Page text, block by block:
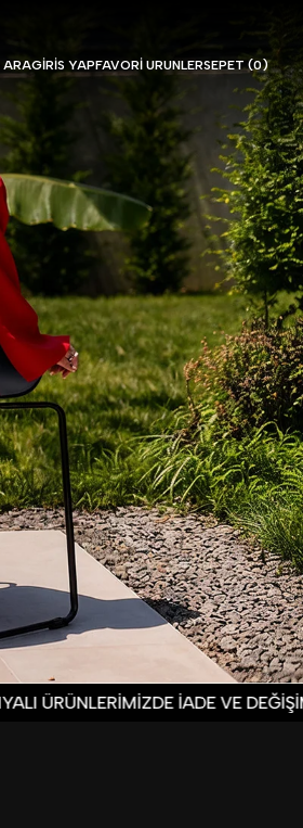
ARAGIRIS YAPFAVORI URUNLERSEPET (0)
DEĞİŞİM BULUNMAMAKTADIR.